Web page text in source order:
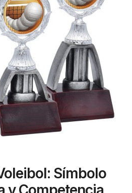
Símbolo